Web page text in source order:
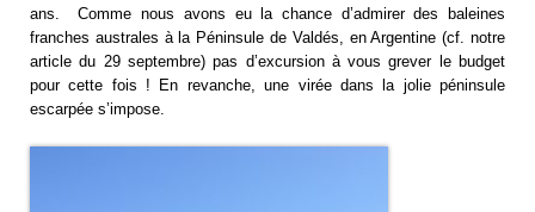
ans. Comme nous avons eu la chance d’admirer des baleines
franches australes à la Péninsule de Valdés, en Argentine (cf. notre
article du 29 septembre) pas d’excursion à vous grever le budget
pour cette fois ! En revanche, une virée dans la jolie péninsule
escarpée s’impose.